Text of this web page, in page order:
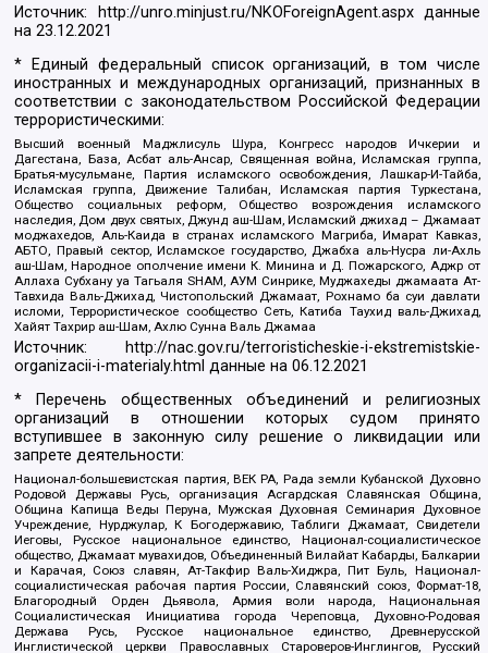
Источник: http://unro.minjust.ru/NKOForeignAgent.aspxданные
на23.12.2021
* Единый федеральный список организаций, в том числе
иностранных и международных организаций, признанных в
соответствии с законодательством Российской Федерации
террористическими:
Высший военный Маджлисуль Шура, Конгресс народов Ичкерии и
Дагестана, База, Асбат аль-Ансар, Священная война, Исламская группа,
Братья-мусульмане, Партия исламского освобождения, Лашкар-И-Тайба,
Исламская группа, Движение Талибан, Исламская партия Туркестана,
Общество социальных реформ, Общество возрождения исламского
наследия, Дом двух святых, Джунд аш-Шам, Исламский джихад – Джамаат
моджахедов, Аль-Каида в странах исламского Магриба, Имарат Кавказ,
АБТО, Правый сектор, Исламское государство, Джабха аль-Нусра ли-Ахль
аш-Шам, Народное ополчение имени К. Минина и Д. Пожарского, Аджр от
Аллаха Субхану уа Тагьаля SHAM, АУМ Синрике, Муджахеды джамаата Ат-
Тавхида Валь-Джихад, Чистопольский Джамаат, Рохнамо ба суи давлати
исломи, Террористическое сообщество Сеть, Катиба Таухид валь-Джихад,
Хайят Тахрир аш-Шам, Ахлю Сунна Валь Джамаа
Источник:
http://nac.gov.ru/terroristicheskie-i-ekstremistskie-
organizacii-i-materialy.html данные на06.12.2021
* Перечень общественных объединений и религиозных
организаций в отношении которых судом принято
вступившее в законную силу решение о ликвидации или
запрете деятельности:
Национал-большевистская партия, ВЕК РА, Рада земли Кубанской Духовно
Родовой Державы Русь, организация Асгардская Славянская Община,
Община Капища Веды Перуна, Мужская Духовная Семинария Духовное
Учреждение, Нурджулар, К Богодержавию, Таблиги Джамаат, Свидетели
Иеговы, Русское национальное единство, Национал-социалистическое
общество, Джамаат мувахидов, Объединенный Вилайат Кабарды, Балкарии
и Карачая, Союз славян, Ат-Такфир Валь-Хиджра, Пит Буль, Национал-
социалистическая рабочая партия России, Славянский союз, Формат-18,
Благородный Орден Дьявола, Армия воли народа, Национальная
Социалистическая Инициатива города Череповца, Духовно-Родовая
Держава Русь, Русское национальное единство, Древнерусской
Инглистической церкви Православных Староверов-Инглингов, Русский